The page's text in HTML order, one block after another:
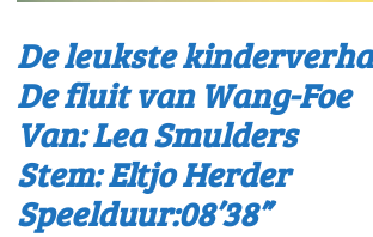
De leukste
De fluit van Wang-Foe
Van: Lea Smulders
Stem: Eltjo Herder
Speelduur:08’38”